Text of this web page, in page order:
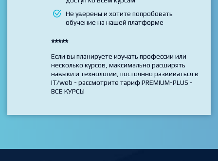
Не уверены и хотите попробовать
обучение на нашей платформе
*****
Если вы планируете изучать профессии или
несколько курсов, максимально расширять
навыки и технологии, постоянно развиваться в
IT/web - рассмотрите тариф PREMIUM-PLUS -
ВСЕ КУРСЫ